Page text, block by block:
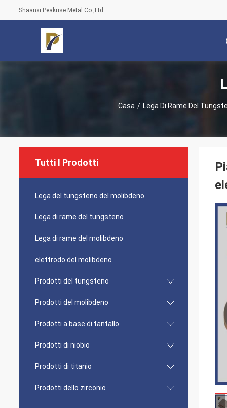
Shaanxi Peakrise Metal Co.,Ltd
Casa / Lega Di Rame Del
Tutti I Prodotti
Lega del tungsteno del molibdeno
Lega di rame del tungsteno
Lega di rame del molibdeno
elettrodo del molibdeno
Prodotti del tungsteno
Prodotti del molibdeno
Prodotti a base di tantallo
Prodotti di niobio
Prodotti di titanio
Prodotti dello zirconio